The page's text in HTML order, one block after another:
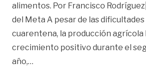
alimentos. Por Francisco
del Meta A pesar de las
cuarentena, la producción
crecimiento positivo durante el
año,…